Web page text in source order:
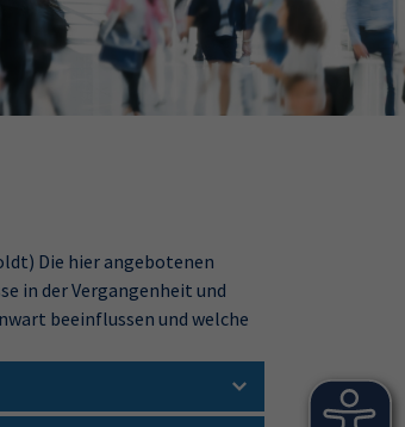
Die hier angebotenen
in der Vergangenheit und
beeinflussen und welche